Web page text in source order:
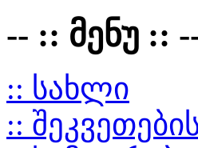
-- :: მენუ ::
:: სახლი
::